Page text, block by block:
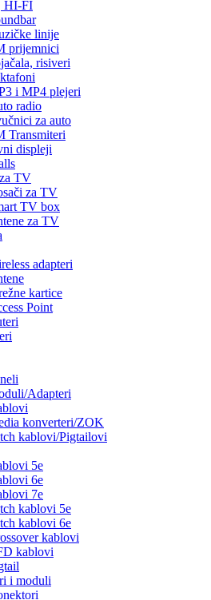
HI-FI
linije
prijemnici
risiveri
i MP4 plejeri
radio
za auto
Transmiteri
displeji
TV
za TV
TV box
za TV
adapteri
kartice
Point
Adapteri
konverteri/ZOK
kablovi/Pigtailovi
5e
6e
7e
kablovi 5e
kablovi 6e
kablovi
kablovi
i moduli